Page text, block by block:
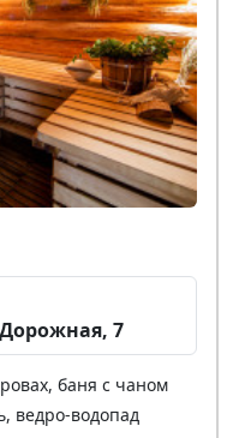
7
баня с чаном
ведро-водопад